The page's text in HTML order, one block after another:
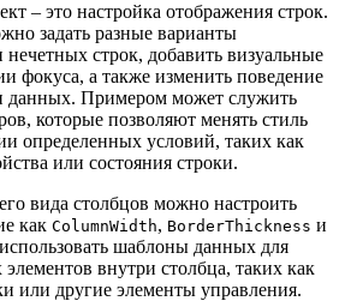
– это настройка отображения строк.
задать разные варианты
строк, добавить визуальные
фокуса, а также изменить поведение
данных. Примером может служить
которые позволяют менять стиль
определенных условий, таких как
или состояния строки.
вида столбцов можно настроить
как ColumnWidth, BorderThickness и
шаблоны данных для
внутри столбца, таких как
или другие элементы управления.